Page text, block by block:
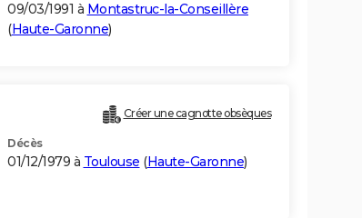
09/03/1991 à Montastruc-la-Conseillère
(Haute-Garonne)
Créer une cagnotte obsèques
Décès
01/12/1979 à Toulouse (Haute-Garonne)